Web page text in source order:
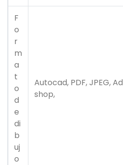
F
o
r
m
a
t
o
d
e
di
b
uj
o
Autocad, PDF, JPEG,
shop,